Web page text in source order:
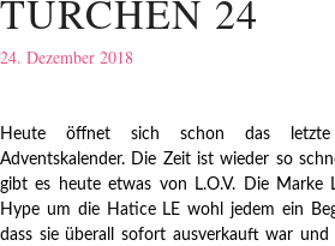
TÜRCHEN 24
24. Dezember 2018
Heute öffnet sich schon das letzte
Adventskalender. Die Zeit ist wieder so
gibt es heute etwas von L.O.V. Die Marke
Hype um die Hatice LE wohl jedem ein
dass sie überall sofort ausverkauft war